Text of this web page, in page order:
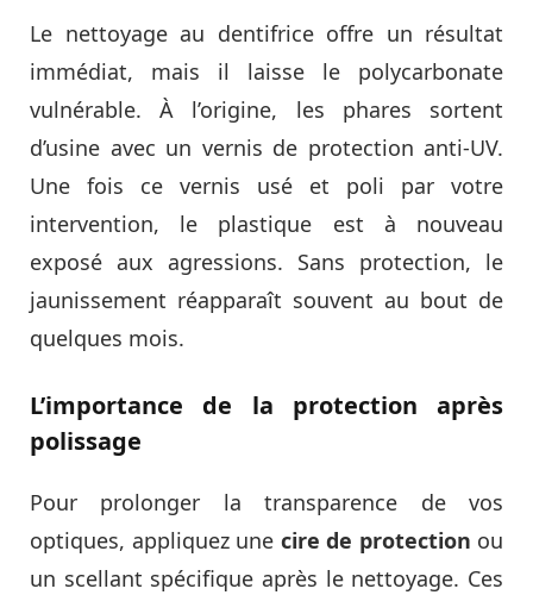
Le nettoyage au dentifrice offre un résultat
immédiat, mais il laisse le polycarbonate
vulnérable. À l’origine, les phares sortent
d’usine avec un vernis de protection anti-UV.
Une fois ce vernis usé et poli par votre
intervention, le plastique est à nouveau
exposé aux agressions. Sans protection, le
jaunissement réapparaît souvent au bout de
quelques mois.
L’importance de la protection après
polissage
Pour prolonger la transparence de vos
optiques, appliquez une cire de protection ou
un scellant spécifique après le nettoyage. Ces